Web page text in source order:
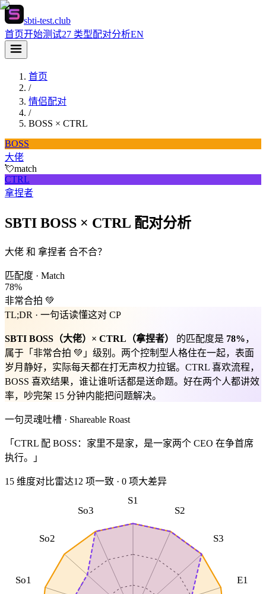
sbti-test.club
首页开始测试27 类型配对分析EN
首页
/
情侣配对
/
BOSS × CTRL
BOSS
大佬
💘match
CTRL
拿捏者
SBTI BOSS × CTRL 配对分析
大佬 和 拿捏者 合不合？
匹配度 · Match
78%
非常合拍 💚
TL;DR · 一句话读懂这对 CP
SBTI BOSS （大佬）× CTRL （拿捏者） 的匹配度是 78%，
属于「 非常合拍 💚 」级别。 两个控制型人格住在一起，表面
岁月静好，实际每天都在打无声权力拉锯。CTRL 喜欢流程，
BOSS 喜欢结果，谁让谁听话都是送命题。好在两个人都讲效
率，吵完架 15 分钟内能把问题解决。
一句灵魂吐槽 · Shareable Roast
「CTRL 配 BOSS：家里不是家，是一家两个 CEO 在争首席
执行。」
15 维度对比雷达12 项一致 · 0 项大差异
S1
S2
S3
E1
So1
So2
So3